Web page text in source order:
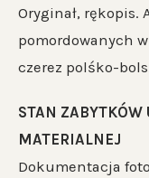
Oryginał, rękopis.
pomordowanych
czerez polśko-
STAN ZABYTKÓW
MATERIALNEJ
Dokumentacja